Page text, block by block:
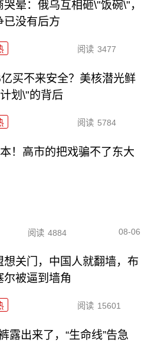
哭晕：俄乌互相砸\"饭碗\"，
已没有后方
阅读 3477
买不来安全？美核潜光鲜
划\"的背后
阅读 5784
！高市的把戏骗不了东大
阅读 4884 08-06
想关门，中国人就翻墙，布
尔被逼到墙角
阅读 15601
露出来了，“生命线”告急